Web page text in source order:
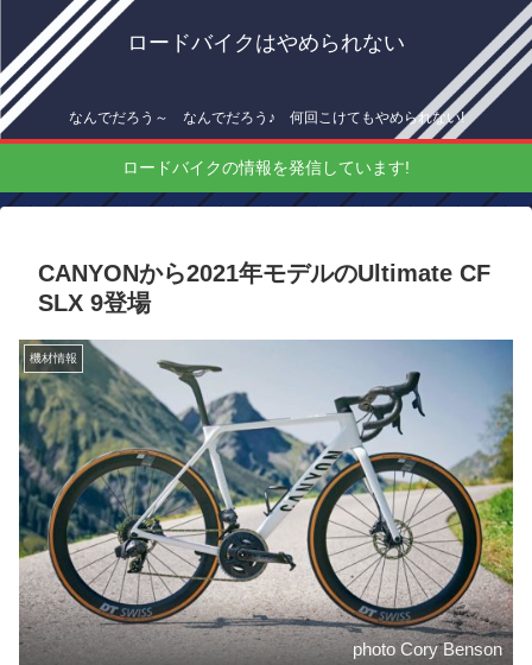
ロードバイクはやめられない
なんでだろう～ なんでだろう♪ 何回こけてもやめられない!
ロードバイクの情報を発信しています!
CANYONから2021年モデルのUltimate CF
SLX 9登場
機材情報
photo Cory Benson